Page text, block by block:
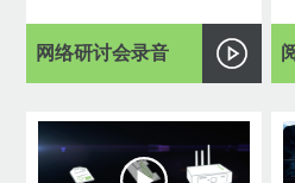
网络研讨会录音